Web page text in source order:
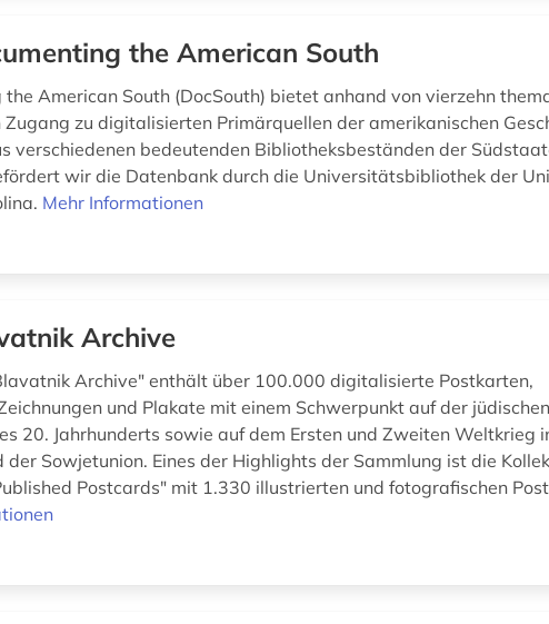
the American South
the American South (DocSouth) bietet anhand von vierzehn
Zugang zu digitalisierten Primärquellen der amerikanischen
verschiedenen bedeutenden Bibliotheksbeständen der
wir die Datenbank durch die Universitätsbibliothek der
Mehr Informationen
Archive
Archive" enthält über 100.000 digitalisierte Postkarten,
und Plakate mit einem Schwerpunkt auf der jüdischen
20. Jahrhunderts sowie auf dem Ersten und Zweiten Weltkrieg
der Sowjetunion. Eines der Highlights der Sammlung ist die
Postcards" mit 1.330 illustrierten und fotografischen